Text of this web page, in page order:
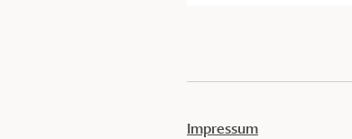
Impressum